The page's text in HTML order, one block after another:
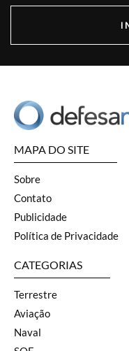
MAPA DO SITE
Sobre
Contato
Publicidade
Política de Privacidade
CATEGORIAS
Terrestre
Aviação
Naval